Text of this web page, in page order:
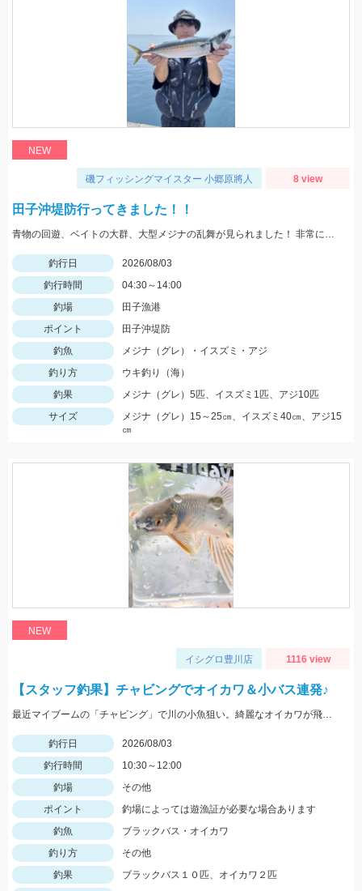
NEW
磯フィッシングマイスター 小郷原將人 8 view
田子沖堤防行ってきました！！
青物の回遊、ベイトの大群、大型メジナの乱舞が見られました！ 非常に魚影が濃くいろいろな種類の魚を狙えるので面白いです！！
釣行日
2026/08/03
釣行時間
04:30～14:00
釣場
田子漁港
ポイント
田子沖堤防
釣魚
メジナ（グレ）・イスズミ・アジ
釣り方
ウキ釣り（海）
釣果
メジナ（グレ）5匹、イスズミ1匹、アジ10匹
サイズ
メジナ（グレ）15～25㎝、イスズミ40㎝、アジ15
㎝
NEW
イシグロ豊川店 1116 view
【スタッフ釣果】チャビングでオイカワ＆小バス連発♪
最近マイブームの「チャビング」で川の小魚狙い。綺麗なオイカワが飛び出しました♪途中からはブラックバスの子供がスプーンやスピナーに連続ヒットしてきました。
釣行日
2026/08/03
釣行時間
10:30～12:00
釣場
その他
ポイント
釣場によっては遊漁証が必要な場合あります
釣魚
ブラックバス・オイカワ
釣り方
その他
釣果
ブラックバス１０匹、オイカワ２匹